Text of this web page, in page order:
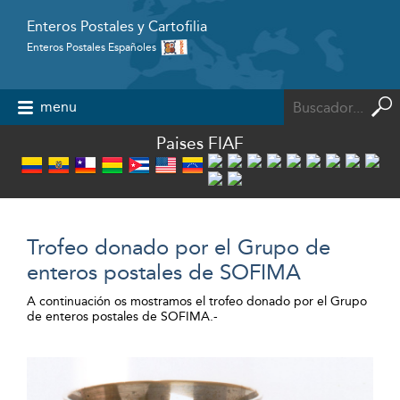
Enteros Postales y Cartofilia
Enteros Postales Españoles
menu
Paises FIAF
Trofeo donado por el Grupo de
enteros postales de SOFIMA
A continuación os mostramos el trofeo donado por el Grupo
de enteros postales de SOFIMA.-